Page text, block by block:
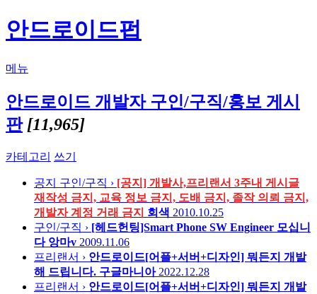
안드로이드펍
메뉴
안드로이드 개발자 구인/구직/홍보 게시
판 [11,965]
카테고리 쓰기
공지 구인/구직 › [공지] 개발사,프리랜서 3주내 게시글
재작성 금지, 교육 정보 금지, 도배 금지, 졸작 의뢰 금지,
개발자 계정 거래 금지 회색 2010.10.25
구인/구직 › [헤드헌팅]Smart Phone SW Engineer 모십니
다 앙마v 2009.11.06
프리랜서 › 안드로이드[어플+서버+디자인] 뭐든지 개발
해 드립니다. 구글마니아 2022.12.28
프리랜서 › 안드로이드[어플+서버+디자인] 뭐든지 개발